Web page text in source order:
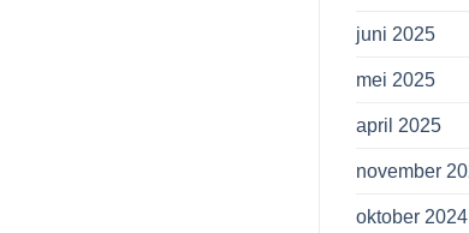
juni 2025
mei 2025
april 2025
november
oktober 2024